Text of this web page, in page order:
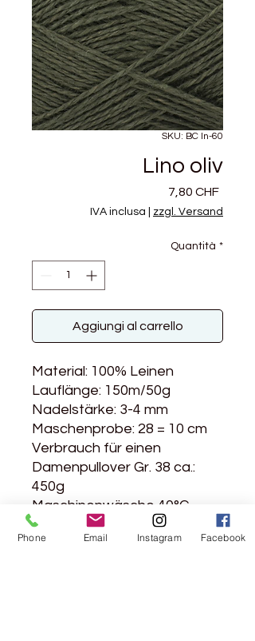
SKU: BC ln-60
Lino oliv
7,80 CHFPrezzo
IVA inclusa zzgl. Versand
Quantità *
Aggiungi al carrello
Material: 100% Leinen
Lauflänge: 150m/50g
Nadelstärke: 3-4 mm
Maschenprobe: 28 = 10 cm
Verbrauch für einen
Damenpullover Gr. 38 ca.:
450g
Maschinenwäsche 40°C
Phone Email Instagram Facebook